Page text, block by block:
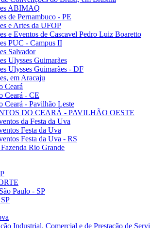
ABIMAQ
de Pernambuco - PE
e Artes da UFOP
e Eventos de Cascavel Pedro Luiz Boaretto
PUC - Campus II
Salvador
Ulysses Guimarães
Ulysses Guimarães - DF
em Aracaju
Ceará
Ceará - CE
Ceará - Pavilhão Leste
DO CEARÁ - PAVILHÃO OESTE
da Festa da Uva
Festa da Uva
Festa da Uva - RS
Rio Grande
Paulo - SP
Industrial, Comercial e de Prestação de